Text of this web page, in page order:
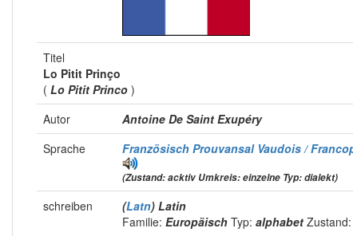
Titel
Lo Pitit Prinço
( Lo Pitit Princo )
Autor
Antoine De Saint Exupéry
Sprache
Französisch Prouvansal Vaudois /
(Zustand: acktiv Umkreis: einzelne Typ: dialekt)
schreiben (Latn) Latin
Familie: Europäisch Typ: alphabet Zustand: